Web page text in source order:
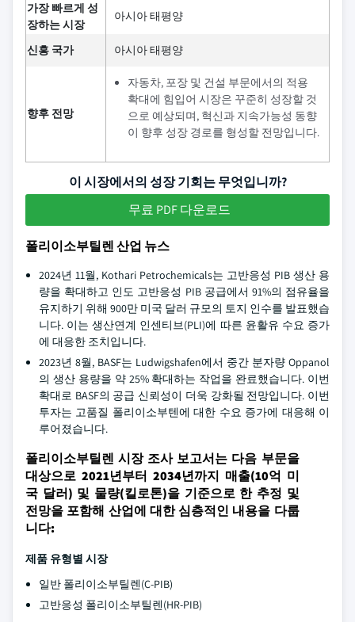
가장 빠르게 성
장하는 시장
아시아 태평양
신흥 국가 아시아 태평양
향후 전망
자동차, 포장 및 건설 부문에서의 적용
확대에 힘입어 시장은 꾸준히 성장할 것
으로 예상되며, 혁신과 지속가능성 동향
이 향후 성장 경로를 형성할 전망입니다.
이 시장에서의 성장 기회는 무엇입니까?
무료 PDF 다운로드
폴리이소부틸렌 산업 뉴스
2024년 11월, Kothari Petrochemicals는 고반응성 PIB 생산 용
량을 확대하고 인도 고반응성 PIB 공급에서 91%의 점유율을
유지하기 위해 900만 미국 달러 규모의 토지 인수를 발표했습
니다. 이는 생산연계 인센티브(PLI)에 따른 윤활유 수요 증가
에 대응한 조치입니다.
2023년 8월, BASF는 Ludwigshafen에서 중간 분자량 Oppanol
의 생산 용량을 약 25% 확대하는 작업을 완료했습니다. 이번
확대로 BASF의 공급 신뢰성이 더욱 강화될 전망입니다. 이번
투자는 고품질 폴리이소부텐에 대한 수요 증가에 대응해 이
루어졌습니다.
폴리이소부틸렌 시장 조사 보고서는 다음 부문을
대상으로 2021년부터 2034년까지 매출(10억 미
국 달러) 및 물량(킬로톤)을 기준으로 한 추정 및
전망을 포함해 산업에 대한 심층적인 내용을 다룹
니다:
제품 유형별 시장
일반 폴리이소부틸렌(C-PIB)
고반응성 폴리이소부틸렌(HR-PIB)